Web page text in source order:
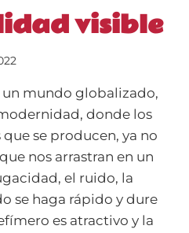
visible
un mundo globalizado,
donde los
se producen, ya no
nos arrastran en un
el ruido, la
se haga rápido y dure
es atractivo y la